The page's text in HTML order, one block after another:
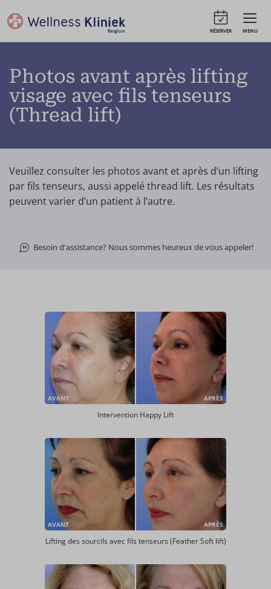
MENU
RÉSERVER
Photos avant après lifting
visage avec fils tenseurs
(Thread lift)
Veuillez consulter les photos avant et après d’un lifting
par fils tenseurs, aussi appelé thread lift. Les résultats
peuvent varier d’un patient à l’autre.
Besoin d'assistance? Nous sommes heureux de vous appeler!
AVANT APRÈS
Intervention Happy Lift
AVANT APRÈS
Lifting des sourcils avec fils tenseurs (Feather Soft lift)